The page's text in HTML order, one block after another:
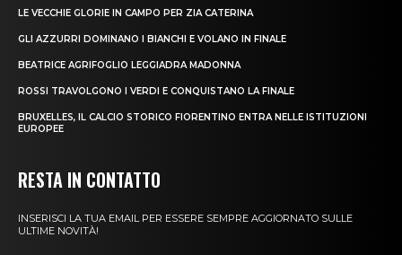
LE VECCHIE GLORIE IN CAMPO PER ZIA CATERINA
GLI AZZURRI DOMINANO I BIANCHI E VOLANO IN FINALE
BEATRICE AGRIFOGLIO LEGGIADRA MADONNA
ROSSI TRAVOLGONO I VERDI E CONQUISTANO LA FINALE
BRUXELLES, IL CALCIO STORICO FIORENTINO ENTRA NELLE ISTITUZIONI
EUROPEE
RESTA IN CONTATTO
INSERISCI LA TUA EMAIL PER ESSERE SEMPRE AGGIORNATO SULLE
ULTIME NOVITÀ!